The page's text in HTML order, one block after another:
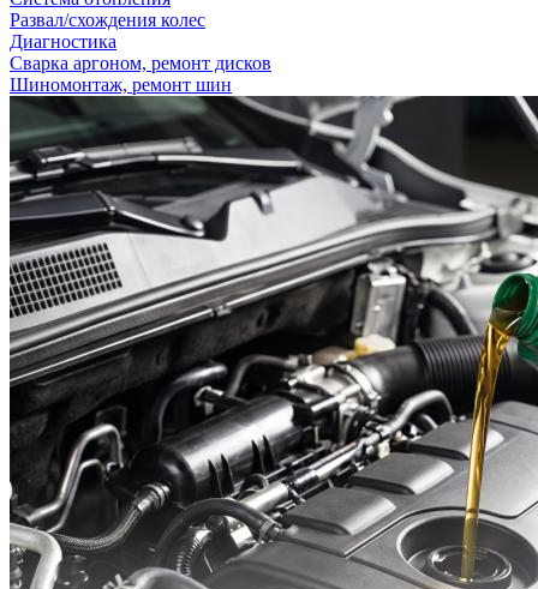
Развал/схождения колес
Диагностика
Сварка аргоном, ремонт дисков
Шиномонтаж, ремонт шин